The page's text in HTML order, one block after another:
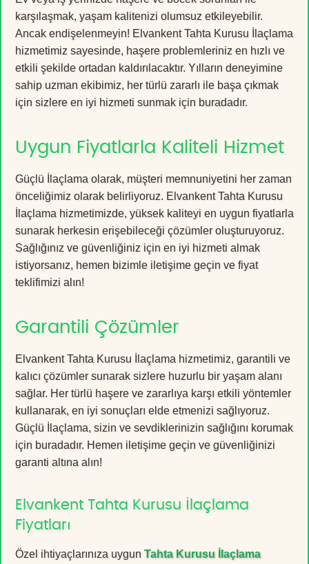
karşılaşmak, yaşam kalitenizi olumsuz etkileyebilir.
Ancak endişelenmeyin! Elvankent Tahta Kurusu İlaçlama
hizmetimiz sayesinde, haşere problemleriniz en hızlı ve
etkili şekilde ortadan kaldırılacaktır. Yılların deneyimine
sahip uzman ekibimiz, her türlü zararlı ile başa çıkmak
için sizlere en iyi hizmeti sunmak için buradadır.
Uygun Fiyatlarla Kaliteli Hizmet
Güçlü İlaçlama olarak, müşteri memnuniyetini her zaman
önceliğimiz olarak belirliyoruz. Elvankent Tahta Kurusu
İlaçlama hizmetimizde, yüksek kaliteyi en uygun fiyatlarla
sunarak herkesin erişebileceği çözümler oluşturuyoruz.
Sağlığınız ve güvenliğiniz için en iyi hizmeti almak
istiyorsanız, hemen bizimle iletişime geçin ve fiyat
teklifimizi alın!
Garantili Çözümler
Elvankent Tahta Kurusu İlaçlama hizmetimiz, garantili ve
kalıcı çözümler sunarak sizlere huzurlu bir yaşam alanı
sağlar. Her türlü haşere ve zararlıya karşı etkili yöntemler
kullanarak, en iyi sonuçları elde etmenizi sağlıyoruz.
Güçlü İlaçlama, sizin ve sevdiklerinizin sağlığını korumak
için buradadır. Hemen iletişime geçin ve güvenliğinizi
garanti altına alın!
Elvankent Tahta Kurusu İlaçlama
Fiyatları
Özel ihtiyaçlarınıza uygun Tahta Kurusu İlaçlama